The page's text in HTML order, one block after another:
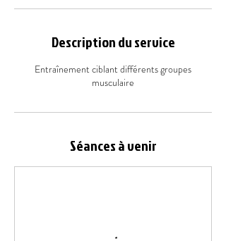
Description du service
Entraînement ciblant différents groupes
musculaire
Séances à venir